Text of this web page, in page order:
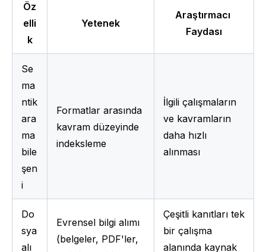
Öz
elli
k
Yetenek
Araştırmacı
Faydası
Se
ma
ntik
ara
ma
bile
şen
i
Formatlar arasında
kavram düzeyinde
indeksleme
İlgili çalışmaların
ve kavramların
daha hızlı
alınması
Do
sya
alı
Evrensel bilgi alımı
(belgeler, PDF'ler,
Çeşitli kanıtları tek
bir çalışma
alanında kaynak